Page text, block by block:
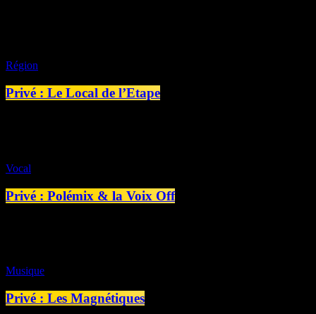
Région
Privé : Le Local de l’Etape
Vocal
Privé : Polémix & la Voix Off
Musique
Privé : Les Magnétiques